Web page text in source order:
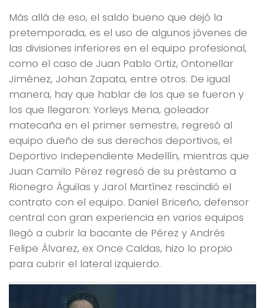
Más allá de eso, el saldo bueno que dejó la
pretemporada, es el uso de algunos jóvenes de
las divisiones inferiores en el equipo profesional,
como el caso de Juan Pablo Ortiz, Ontonellar
Jiménez, Johan Zapata, entre otros. De igual
manera, hay que hablar de los que se fueron y
los que llegaron: Yorleys Mena, goleador
matecaña en el primer semestre, regresó al
equipo dueño de sus derechos deportivos, el
Deportivo Independiente Medellín, mientras que
Juan Camilo Pérez regresó de su préstamo a
Rionegro Águilas y Jarol Martínez rescindió el
contrato con el equipo. Daniel Briceño, defensor
central con gran experiencia en varios equipos
llegó a cubrir la bacante de Pérez y Andrés
Felipe Álvarez, ex Once Caldas, hizo lo propio
para cubrir el lateral izquierdo.